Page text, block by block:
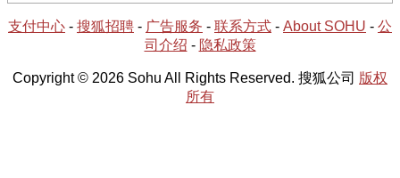
支付中心 - 搜狐招聘 - 广告服务 - 联系方式 - About SOHU - 公
司介绍 - 隐私政策
Copyright © 2026 Sohu All Rights Reserved. 搜狐公司 版权
所有